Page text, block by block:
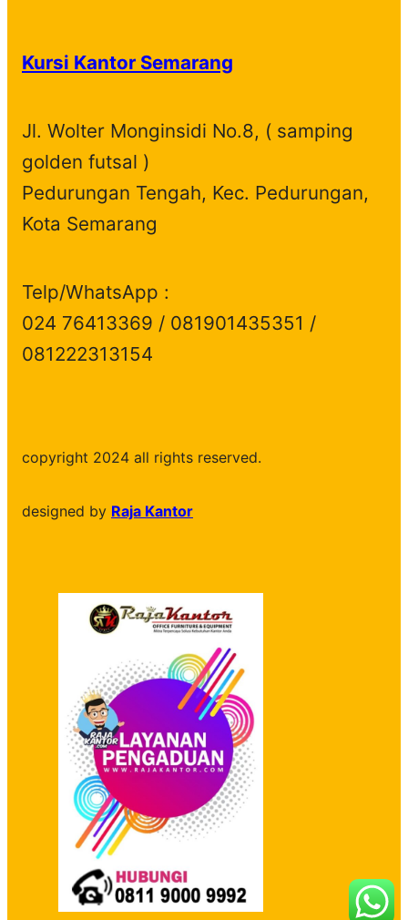
Kursi Kantor Semarang
Jl. Wolter Monginsidi No.8, ( samping
golden futsal )
Pedurungan Tengah, Kec. Pedurungan,
Kota Semarang
Telp/WhatsApp :
024 76413369 / 081901435351 /
081222313154
copyright 2024 all rights reserved.
designed by Raja Kantor